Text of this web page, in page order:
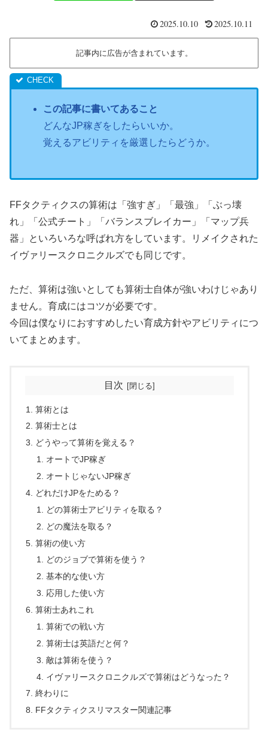
2025.10.10 2025.10.11
記事内に広告が含まれています。
この記事に書いてあること
どんなJP稼ぎをしたらいいか。
覚えるアビリティを厳選したらどうか。
FFタクティクスの算術は「強すぎ」「最強」「ぶっ壊
れ」「公式チート」「バランスブレイカー」「マップ兵
器」といろいろな呼ばれ方をしています。リメイクされた
イヴァリースクロニクルズでも同じです。
ただ、算術は強いとしても算術士自体が強いわけじゃあり
ません。育成にはコツが必要です。
今回は僕なりにおすすめしたい育成方針やアビリティにつ
いてまとめます。
目次
算術とは
算術士とは
どうやって算術を覚える？
オートでJP稼ぎ
オートじゃないJP稼ぎ
どれだけJPをためる？
どの算術士アビリティを取る？
どの魔法を取る？
算術の使い方
どのジョブで算術を使う？
基本的な使い方
応用した使い方
算術士あれこれ
算術での戦い方
算術士は英語だと何？
敵は算術を使う？
イヴァリースクロニクルズで算術はどうなった？
終わりに
FFタクティクスリマスター関連記事